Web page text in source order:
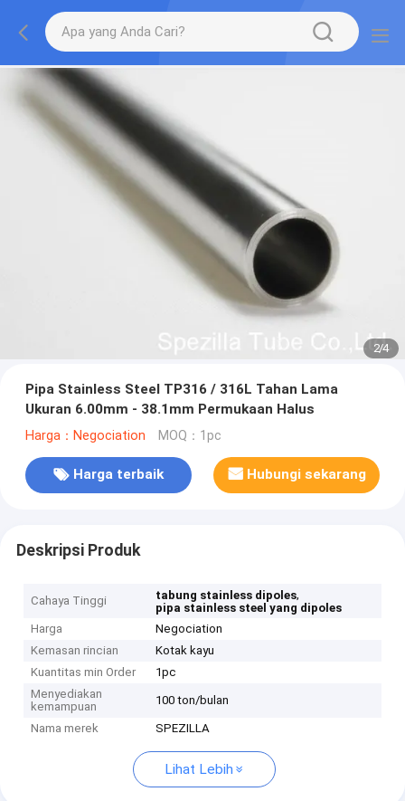
2/4
Pipa Stainless Steel TP316 / 316L Tahan Lama
Ukuran 6.00mm - 38.1mm Permukaan Halus
Harga：Negociation MOQ：1pc
Harga terbaik Hubungi sekarang
Deskripsi Produk
Cahaya Tinggi tabung stainless dipoles,
pipa stainless steel yang dipoles
Harga
Negociation
Kemasan rincian
Kotak kayu
Kuantitas min Order
1pc
Menyediakan
kemampuan
100 ton/bulan
Nama merek SPEZILLA
Lihat Lebih